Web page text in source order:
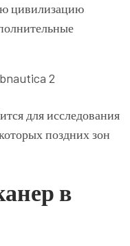
цивилизацию
для исследования
поздних зон
в